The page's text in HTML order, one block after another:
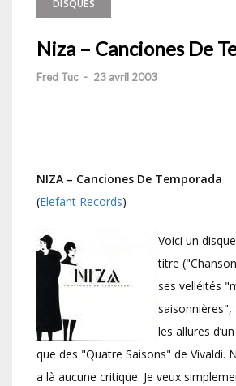
DISQUES
Niza – Canciones De
Fred Tuc - 23 avril 2003
NIZA – Canciones De Temporada
(Elefant Records)
Voici un
titre
ses velléités
saisonnières",
les allures
que des "Quatre Saisons" de Vivaldi.
a là aucune critique. Je veux